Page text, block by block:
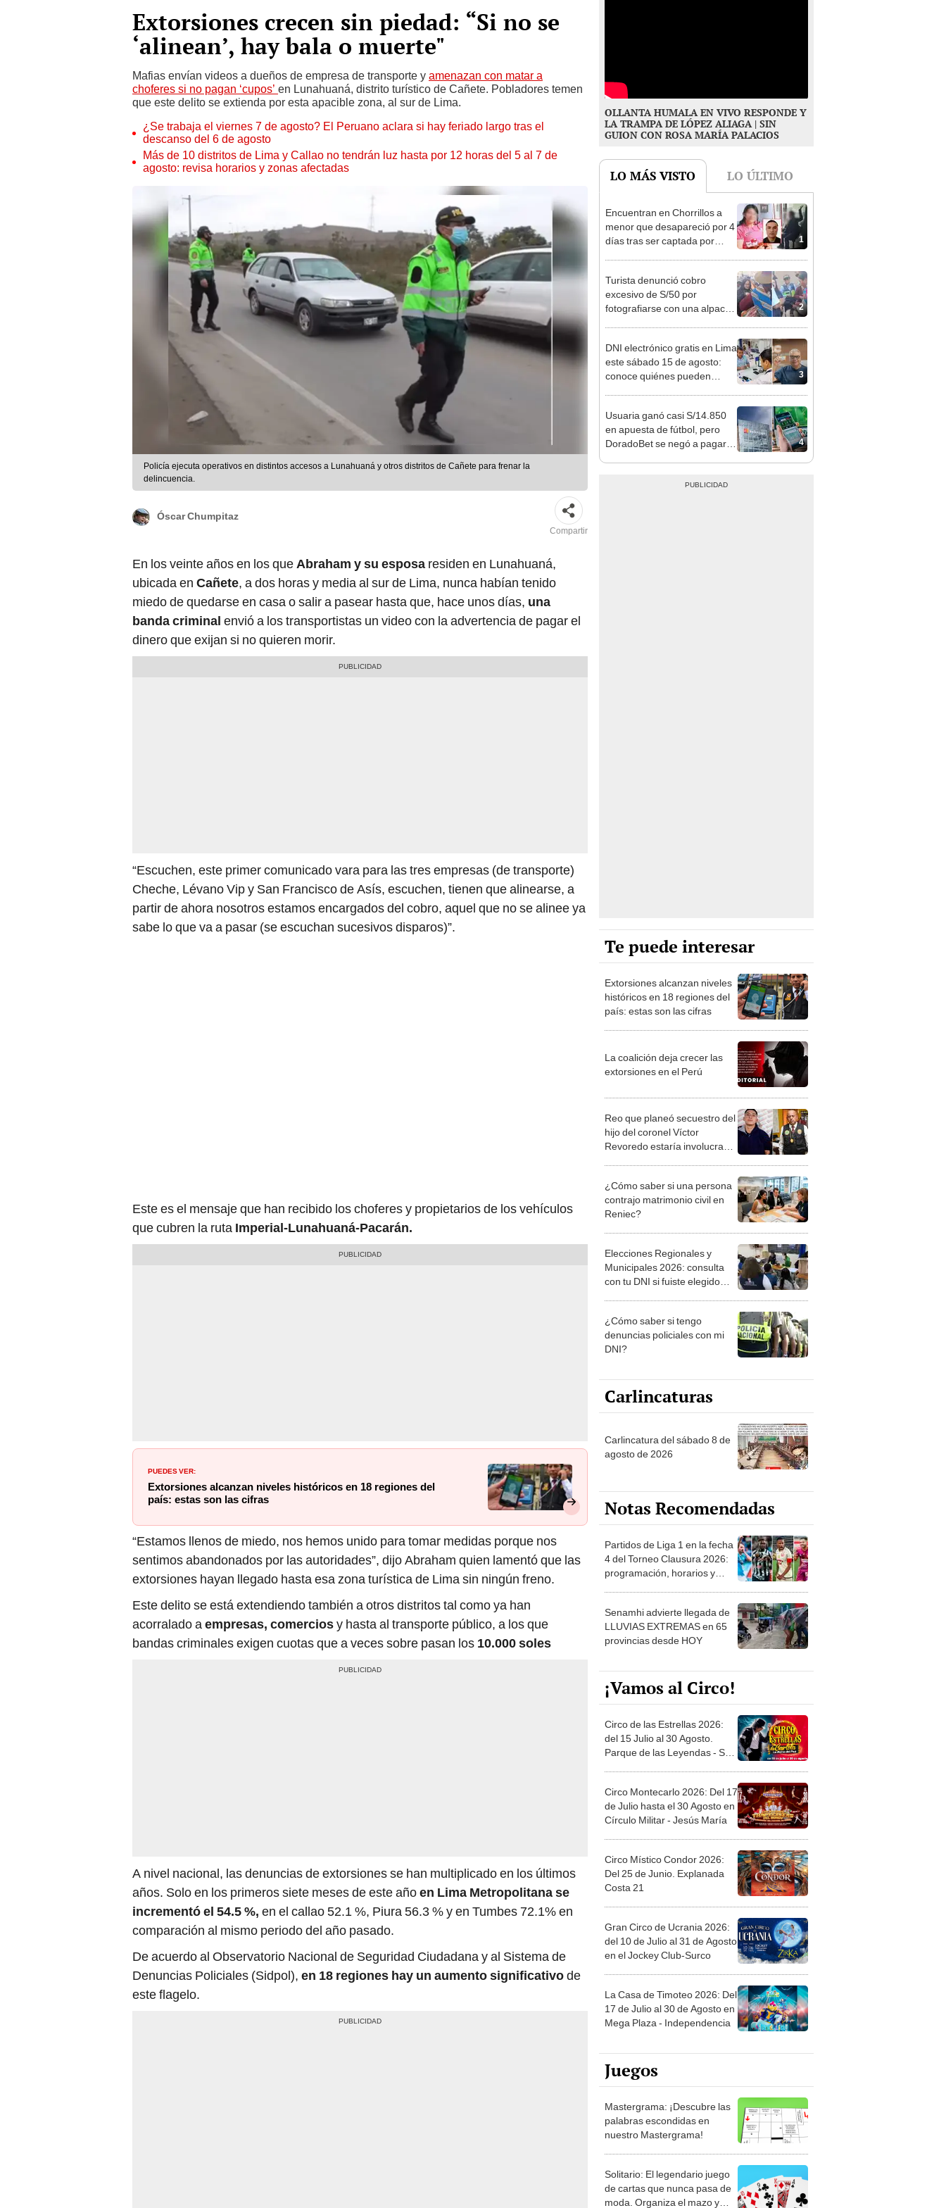
Extorsiones crecen sin piedad: “Si no se
‘alinean’, hay bala o muerte"
Mafias envían videos a dueños de empresa de transporte y amenazan con matar a
choferes si no pagan ‘cupos’ en Lunahuaná, distrito turístico de Cañete. Pobladores temen
que este delito se extienda por esta apacible zona, al sur de Lima.
¿Se trabaja el viernes 7 de agosto? El Peruano aclara si hay feriado largo tras el
descanso del 6 de agosto
Más de 10 distritos de Lima y Callao no tendrán luz hasta por 12 horas del 5 al 7 de
agosto: revisa horarios y zonas afectadas
Policía ejecuta operativos en distintos accesos a Lunahuaná y otros distritos de Cañete para frenar la
delincuencia.
Óscar Chumpitaz
Compartir
En los veinte años en los queAbraham y su esposa residen en Lunahuaná,
ubicada en Cañete, a dos horas y media al sur de Lima, nunca habían tenido
miedo de quedarse en casa o salir a pasear hasta que, hace unos días, una
banda criminal envió a los transportistas un video con la advertencia de pagar el
dinero que exijan si no quieren morir.
“Escuchen, este primer comunicado vara para las tres empresas (de transporte)
Cheche, Lévano Vip y San Francisco de Asís, escuchen, tienen que alinearse, a
partir de ahora nosotros estamos encargados del cobro, aquel que no se alinee ya
sabe lo que va a pasar (se escuchan sucesivos disparos)”.
Este es el mensaje que han recibido los choferes y propietarios de los vehículos
que cubren la ruta Imperial-Lunahuaná-Pacarán.
PUEDES VER:
Extorsiones alcanzan niveles históricos en 18 regiones del
país: estas son las cifras
“Estamos llenos de miedo, nos hemos unido para tomar medidas porque nos
sentimos abandonados por las autoridades”, dijo Abraham quien lamentó que las
extorsiones hayan llegado hasta esa zona turística de Lima sin ningún freno.
Este delito se está extendiendo también a otros distritos tal como ya han
acorralado a empresas, comerciosy hasta al transporte público, a los que
bandas criminales exigen cuotas que a veces sobre pasan los 10.000 soles
A nivel nacional, las denuncias de extorsiones se han multiplicado en los últimos
años. Solo en los primeros siete meses de este añoen Lima Metropolitana se
incrementó el 54.5 %, en el callao 52.1 %, Piura 56.3 % y en Tumbes 72.1% en
comparación al mismo periodo del año pasado.
De acuerdo al Observatorio Nacional de Seguridad Ciudadana y al Sistema de
Denuncias Policiales (Sidpol), en 18 regiones hay un aumento significativode
este flagelo.
OLLANTA HUMALA EN VIVO RESPONDE Y
LA TRAMPA DE LÓPEZ ALIAGA | SIN
GUION CON ROSA MARÍA PALACIOS
LO MÁS VISTO LO ÚLTIMO
1
Encuentran en Chorrillos a
menor que desapareció por 4
días tras ser captada por
2
Turista denunció cobro
excesivo de S/50 por
fotografiarse con una alpaca
3
DNI electrónico gratis en Lima
este sábado 15 de agosto:
conoce quiénes pueden
4
Usuaria ganó casi S/14.850
en apuesta de fútbol, pero
DoradoBet se negó a pagar:
Te puede interesar
Extorsiones alcanzan niveles
históricos en 18 regiones del
país: estas son las cifras
La coalición deja crecer las
extorsiones en el Perú
Reo que planeó secuestro del
hijo del coronel Víctor
Revoredo estaría involucrado
¿Cómo saber si una persona
contrajo matrimonio civil en
Reniec?
Elecciones Regionales y
Municipales 2026: consulta
con tu DNI si fuiste elegido
la ONPE
¿Cómo saber si tengo
denuncias policiales con mi
DNI?
Carlincaturas
Carlincatura del sábado 8 de
agosto de 2026
Notas Recomendadas
Partidos de Liga 1 en la fecha
4 del Torneo Clausura 2026:
programación, horarios y
Senamhi advierte llegada de
LLUVIAS EXTREMAS en 65
provincias desde HOY
¡Vamos al Circo!
Circo de las Estrellas 2026:
del 15 Julio al 30 Agosto.
Parque de las Leyendas - San
Circo Montecarlo 2026: Del 17
de Julio hasta el 30 Agosto en
Círculo Militar - Jesús María
Circo Místico Condor 2026:
Del 25 de Junio. Explanada
Costa 21
Gran Circo de Ucrania 2026:
del 10 de Julio al 31 de Agosto
en el Jockey Club-Surco
La Casa de Timoteo 2026: Del
17 de Julio al 30 de Agosto en
Mega Plaza - Independencia
Juegos
Mastergrama: ¡Descubre las
palabras escondidas en
nuestro Mastergrama!
Solitario: El legendario juego
de cartas que nunca pasa de
moda. Organiza el mazo y